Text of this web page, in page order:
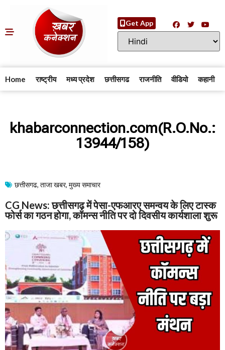
Get App
Home राष्ट्रीय मध्य प्रदेश छत्तीसगढ राजनीति वीडियो कहानी
khabarconnection.com(R.O.No.:
13944/158)
छत्तीसगढ, ताजा खबर, मुख्य समाचार​
CG News: छत्तीसगढ़ में पेसा-एफआरए समन्वय के लिए टास्क
फोर्स का गठन होगा, कॉमन्स नीति पर दो दिवसीय कार्यशाला शुरू